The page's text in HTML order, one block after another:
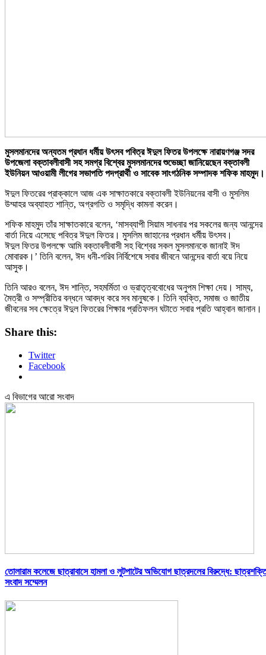
মুসলমানদের অন্যতম প্রধান ধর্মীয় উৎসব পবিত্র ঈদুল ফিতর উপলক্ষে নারায়ণগঞ্জ সদর
উপজেলা বক্তাবলীবাসী সহ সমগ্র বিশ্বের মুসলমানদের শুভেচ্ছা জানিয়েছেন বক্তাবলী
ইউনিয়ন আওয়ামী লীগের সভাপতি পদপ্রার্থী ও সাবেক সাংগঠনিক সম্পাদক শফিক মাহমুদ।
ঈদুল ফিতরের প্রাক্কালে আজ এক সাক্ষাতকারে বক্তাবলী ইউনিয়নের বাসী ও মুসলিম
উম্মাহর অব্যাহত শান্তি, অগ্রগতি ও সমৃদ্ধি কামনা করেন।
শফিক মাহমুদ তাঁর সাক্ষাতকারে বলেন, ‘মাসব্যাপী সিয়াম সাধনার পর সকলের জন্য আনন্দের
বার্তা নিয়ে এসেছে পবিত্র ঈদুল ফিতর। মুসলিম জাহানের প্রধান ধর্মীয় উৎসব।
ঈদুল ফিতর উপলক্ষে আমি বক্তাবলীবাসী সহ বিশ্বের সকল মুসলমানকে জানাই ঈদ
মোবারক।’ তিনি বলেন, ঈদ ধনী-গরিব নির্বিশেষে সবার জীবনে আনন্দের বার্তা বয়ে নিয়ে
আসুক।
তিনি আরও বলেন, ঈদ শান্তি, সহমর্মিতা ও ভ্রাতৃত্ববোধের অনুপম শিক্ষা দেয়। সাম্য,
মৈত্রী ও সম্প্রীতির বন্ধনে আবদ্ধ করে সব মানুষকে। তিনি ব্যক্তি, সমাজ ও জাতীয়
জীবনের সব ক্ষেত্রে ঈদুল ফিতরের শিক্ষার প্রতিফলন ঘটাতে সবার প্রতি আহ্বান জানান।
Share this:
Twitter
Facebook
এ বিভাগের আরো সংবাদ
তোলারাম কলেজে ছাত্রাবাসে হামলা ও লুটপাটের অভিযোগ ছাত্রদলের বিরুদ্ধে:
সংবাদ সম্মেলন